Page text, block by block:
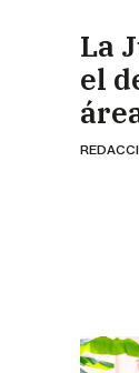
La
el